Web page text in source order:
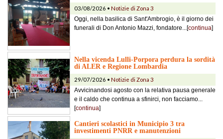
03/08/2026 • Notizie di Zona 3
Oggi, nella basilica di Sant'Ambrogio, è il giorno dei
funerali di Don Antonio Mazzi, fondatore...[continua]
Nella vicenda Lulli-Porpora perdura la sordità
di ALER e Regione Lombardia
29/07/2026 • Notizie di Zona 3
Avvicinandosi agosto con la relativa pausa generale
e il caldo che continua a sfinirci, non facciamo...
[continua]
Cantieri scolastici in Municipio 3 tra
investimenti PNRR e manutenzioni